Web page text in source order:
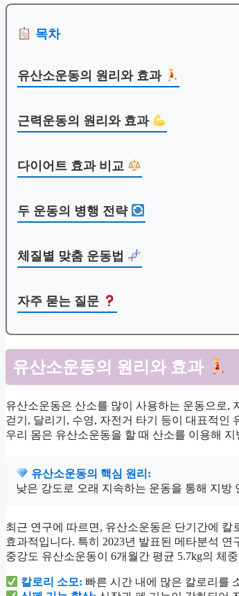
목차
유산소운동의 원리와 효과
근력운동의 원리와 효과
다이어트 효과 비교
두 운동의 병행 전략
체질별 맞춤 운동법
자주 묻는 질문
유산소운동의 원리와 효과
유산소운동은 산소를 많이 사용하는 운동으로,
걷기, 달리기, 수영, 자전거 타기 등이 대표적인
우리 몸은 유산소운동을 할 때 산소를 이용해
유산소운동의 핵심 원리:
낮은 강도로 오래 지속하는 운동을 통해 지방
최근 연구에 따르면, 유산소운동은 단기간에 칼
효과적입니다. 특히 2023년 발표된 메타분석 연
중강도 유산소운동이 6개월간 평균 5.7kg의 체
칼로리 소모: 빠른 시간 내에 많은 칼로리를